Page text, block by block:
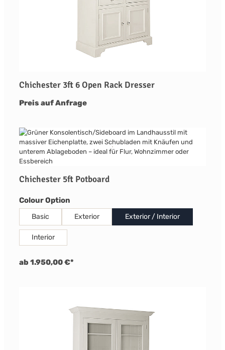
Chichester 3ft 6 Open Rack Dresser
Preis auf Anfrage
Chichester 5ft Potboard
Colour Optionauswählen
Basic Exterior Exterior / Interior
Interior
ab 1.950,00 €*